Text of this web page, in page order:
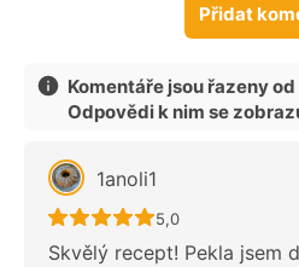
Přidat
Komentáře jsou řazeny
Odpovědi k nim se
1anoli1
Recept ještě nebyl
5,0
Skvělý recept! Pekla jsem